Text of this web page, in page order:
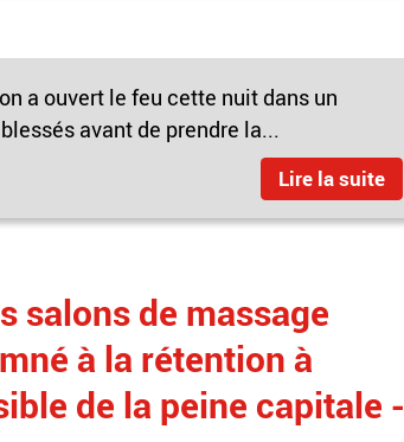
a ouvert le feu cette nuit dans un
avant de prendre la...
Lire la suite
salons de massage
à la rétention à
de la peine capitale -